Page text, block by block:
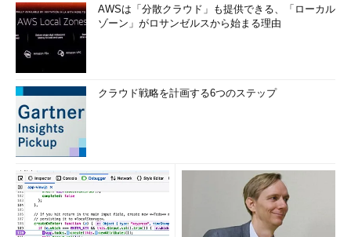
AWSは「分散クラウド」も提供できる、「ローカル
ゾーン」がロサンゼルスから始まる理由
クラウド戦略を計画する6つのステップ